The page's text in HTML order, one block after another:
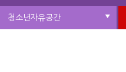
청소년자유공간